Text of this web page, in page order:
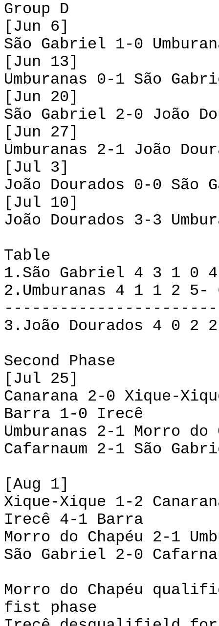
Group D
[Jun 6]
São Gabriel 1-0
[Jun 13]
Umburanas 0-1 São
[Jun 20]
São Gabriel 2-0 João
[Jun 27]
Umburanas 2-1 João
[Jul 3]
João Dourados 0-0 São
[Jul 10]
João Dourados 3-3
Table
1.São Gabriel 4 3 1 0
2.Umburanas 4 1 1 2
3.João Dourados 4 0 2
Second Phase
[Jul 25]
Canarana 2-0 Xique-
Barra 1-0 Irecê
Umburanas 2-1 Morro do
Cafarnaum 2-1 São
[Aug 1]
Xique-Xique 1-2
Irecê 4-1 Barra
Morro do Chapéu 2-1
São Gabriel 2-0
Morro do Chapéu
fist phase